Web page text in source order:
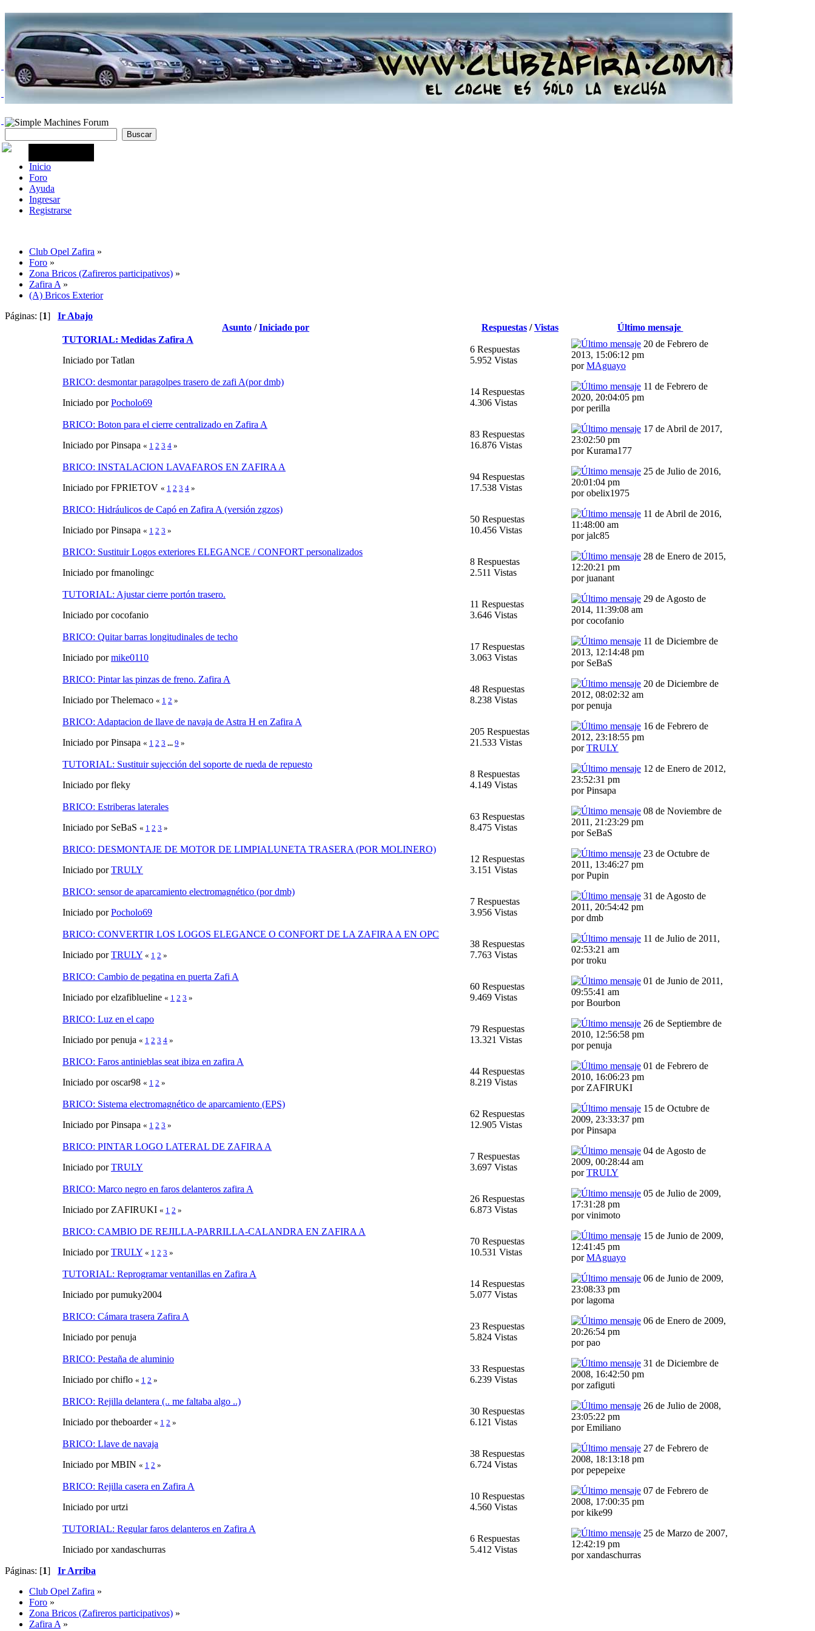
Inicio
Foro
Ayuda
Ingresar
Registrarse
Club Opel Zafira »
Foro »
Zona Bricos (Zafireros participativos) »
Zafira A »
(A) Bricos Exterior
Páginas: [1] Ir Abajo
Asunto /Iniciado por Respuestas /Vistas
Último mensaje
TUTORIAL: Medidas Zafira A
Iniciado por Tatlan
6 Respuestas
5.952 Vistas
20 de Febrero de
2013, 15:06:12 pm
porMAguayo
BRICO: desmontar paragolpes trasero de zafi A(por dmb)
Iniciado porPocholo69
14 Respuestas
4.306 Vistas
11 de Febrero de
2020, 20:04:05 pm
por perilla
BRICO: Boton para el cierre centralizado en Zafira A
Iniciado por Pinsapa « 1 2 3 4 »
83 Respuestas
16.876 Vistas
17 de Abril de 2017,
23:02:50 pm
por Kurama177
BRICO: INSTALACION LAVAFAROS EN ZAFIRA A
Iniciado por FPRIETOV « 1 2 3 4 »
94 Respuestas
17.538 Vistas
25 de Julio de 2016,
20:01:04 pm
por obelix1975
BRICO: Hidráulicos de Capó en Zafira A (versión zgzos)
Iniciado por Pinsapa « 1 2 3 »
50 Respuestas
10.456 Vistas
11 de Abril de 2016,
11:48:00 am
por jalc85
BRICO: Sustituir Logos exteriores ELEGANCE / CONFORT personalizados
Iniciado por fmanolingc
8 Respuestas
2.511 Vistas
28 de Enero de 2015,
12:20:21 pm
por juanant
TUTORIAL: Ajustar cierre portón trasero.
Iniciado por cocofanio
11 Respuestas
3.646 Vistas
29 de Agosto de
2014, 11:39:08 am
por cocofanio
BRICO: Quitar barras longitudinales de techo
Iniciado pormike0110
17 Respuestas
3.063 Vistas
11 de Diciembre de
2013, 12:14:48 pm
por SeBaS
BRICO: Pintar las pinzas de freno. Zafira A
Iniciado por Thelemaco « 1 2 »
48 Respuestas
8.238 Vistas
20 de Diciembre de
2012, 08:02:32 am
por penuja
BRICO: Adaptacion de llave de navaja de Astra H en Zafira A
Iniciado por Pinsapa « 1 2 3 ... 9 »
205 Respuestas
21.533 Vistas
16 de Febrero de
2012, 23:18:55 pm
porTRULY
TUTORIAL: Sustituir sujección del soporte de rueda de repuesto
Iniciado por fleky
8 Respuestas
4.149 Vistas
12 de Enero de 2012,
23:52:31 pm
por Pinsapa
BRICO: Estriberas laterales
Iniciado por SeBaS « 1 2 3 »
63 Respuestas
8.475 Vistas
08 de Noviembre de
2011, 21:23:29 pm
por SeBaS
BRICO: DESMONTAJE DE MOTOR DE LIMPIALUNETA TRASERA (POR MOLINERO)
Iniciado porTRULY
12 Respuestas
3.151 Vistas
23 de Octubre de
2011, 13:46:27 pm
por Pupin
BRICO: sensor de aparcamiento electromagnético (por dmb)
Iniciado porPocholo69
7 Respuestas
3.956 Vistas
31 de Agosto de
2011, 20:54:42 pm
por dmb
BRICO: CONVERTIR LOS LOGOS ELEGANCE O CONFORT DE LA ZAFIRA A EN OPC
Iniciado porTRULY « 1 2 »
38 Respuestas
7.763 Vistas
11 de Julio de 2011,
02:53:21 am
por troku
BRICO: Cambio de pegatina en puerta Zafi A
Iniciado por elzafiblueline « 1 2 3 »
60 Respuestas
9.469 Vistas
01 de Junio de 2011,
09:55:41 am
por Bourbon
BRICO: Luz en el capo
Iniciado por penuja « 1 2 3 4 »
79 Respuestas
13.321 Vistas
26 de Septiembre de
2010, 12:56:58 pm
por penuja
BRICO: Faros antinieblas seat ibiza en zafira A
Iniciado por oscar98 « 1 2 »
44 Respuestas
8.219 Vistas
01 de Febrero de
2010, 16:06:23 pm
por ZAFIRUKI
BRICO: Sistema electromagnético de aparcamiento (EPS)
Iniciado por Pinsapa « 1 2 3 »
62 Respuestas
12.905 Vistas
15 de Octubre de
2009, 23:33:37 pm
por Pinsapa
BRICO: PINTAR LOGO LATERAL DE ZAFIRA A
Iniciado porTRULY
7 Respuestas
3.697 Vistas
04 de Agosto de
2009, 00:28:44 am
porTRULY
BRICO: Marco negro en faros delanteros zafira A
Iniciado por ZAFIRUKI « 1 2 »
26 Respuestas
6.873 Vistas
05 de Julio de 2009,
17:31:28 pm
por vinimoto
BRICO: CAMBIO DE REJILLA-PARRILLA-CALANDRA EN ZAFIRA A
Iniciado porTRULY « 1 2 3 »
70 Respuestas
10.531 Vistas
15 de Junio de 2009,
12:41:45 pm
porMAguayo
TUTORIAL: Reprogramar ventanillas en Zafira A
Iniciado por pumuky2004
14 Respuestas
5.077 Vistas
06 de Junio de 2009,
23:08:33 pm
por lagoma
BRICO: Cámara trasera Zafira A
Iniciado por penuja
23 Respuestas
5.824 Vistas
06 de Enero de 2009,
20:26:54 pm
por pao
BRICO: Pestaña de aluminio
Iniciado por chiflo « 1 2 »
33 Respuestas
6.239 Vistas
31 de Diciembre de
2008, 16:42:50 pm
por zafiguti
BRICO: Rejilla delantera (.. me faltaba algo ..)
Iniciado por theboarder « 1 2 »
30 Respuestas
6.121 Vistas
26 de Julio de 2008,
23:05:22 pm
por Emiliano
BRICO: Llave de navaja
Iniciado por MBIN « 1 2 »
38 Respuestas
6.724 Vistas
27 de Febrero de
2008, 18:13:18 pm
por pepepeixe
BRICO: Rejilla casera en Zafira A
Iniciado por urtzi
10 Respuestas
4.560 Vistas
07 de Febrero de
2008, 17:00:35 pm
por kike99
TUTORIAL: Regular faros delanteros en Zafira A
Iniciado por xandaschurras
6 Respuestas
5.412 Vistas
25 de Marzo de 2007,
12:42:19 pm
por xandaschurras
Páginas: [1] Ir Arriba
Club Opel Zafira »
Foro »
Zona Bricos (Zafireros participativos) »
Zafira A »